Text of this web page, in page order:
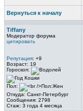
Вернуться к началу
Tiffany
Модератор форума
цитировать
Репутация: +9
Возраст: 19
Гороскоп:
Пол:
Откуда: Санкт-Петербург
Сообщения: 2798
Стаж: 3 года 4 месяца